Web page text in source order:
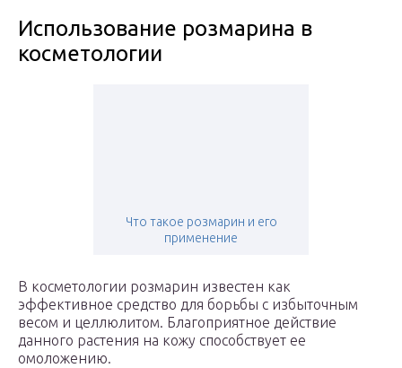
Использование розмарина в
косметологии
Что такое розмарин и его
применение
В косметологии розмарин известен как
эффективное средство для борьбы с избыточным
весом и целлюлитом. Благоприятное действие
данного растения на кожу способствует ее
омоложению.